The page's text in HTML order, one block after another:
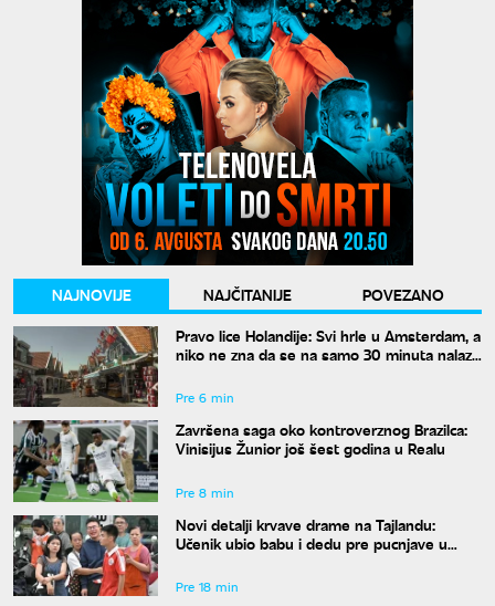
NAJNOVIJE NAJČITANIJE
POVEZANO
Pravo lice Holandije: Svi hrle u Amsterdam, a
niko ne zna da se na samo 30 minuta nalazi
Pre 6 min
Završena saga oko kontroverznog Brazilca:
Vinisijus Žunior još šest godina u Realu
Pre 8 min
Novi detalji krvave drame na Tajlandu:
Učenik ubio babu i dedu pre pucnjave u
Pre 18 min